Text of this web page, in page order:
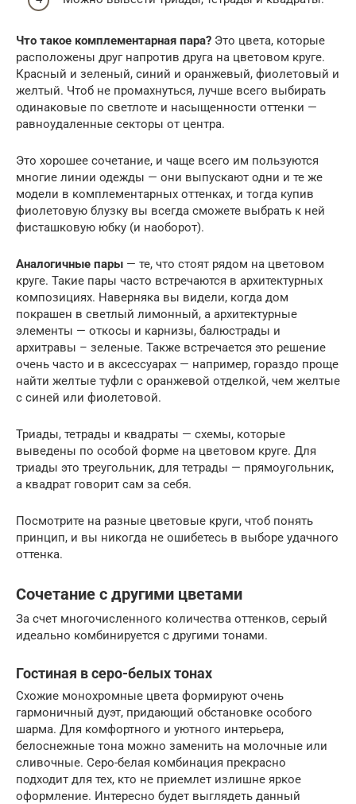
Что такое комплементарная пара? Это цвета, которые
расположены друг напротив друга на цветовом круге.
Красный и зеленый, синий и оранжевый, фиолетовый и
желтый. Чтоб не промахнуться, лучше всего выбирать
одинаковые по светлоте и насыщенности оттенки —
равноудаленные секторы от центра.
Это хорошее сочетание, и чаще всего им пользуются
многие линии одежды — они выпускают одни и те же
модели в комплементарных оттенках, и тогда купив
фиолетовую блузку вы всегда сможете выбрать к ней
фисташковую юбку (и наоборот).
Аналогичные пары — те, что стоят рядом на цветовом
круге. Такие пары часто встречаются в архитектурных
композициях. Наверняка вы видели, когда дом
покрашен в светлый лимонный, а архитектурные
элементы — откосы и карнизы, балюстрады и
архитравы – зеленые. Также встречается это решение
очень часто и в аксессуарах — например, гораздо проще
найти желтые туфли с оранжевой отделкой, чем желтые
с синей или фиолетовой.
Триады, тетрады и квадраты — схемы, которые
выведены по особой форме на цветовом круге. Для
триады это треугольник, для тетрады — прямоугольник,
а квадрат говорит сам за себя.
Посмотрите на разные цветовые круги, чтоб понять
принцип, и вы никогда не ошибетесь в выборе удачного
оттенка.
Сочетание с другими цветами
За счет многочисленного количества оттенков, серый
идеально комбинируется с другими тонами.
Гостиная в серо-белых тонах
Схожие монохромные цвета формируют очень
гармоничный дуэт, придающий обстановке особого
шарма. Для комфортного и уютного интерьера,
белоснежные тона можно заменить на молочные или
сливочные. Серо-белая комбинация прекрасно
подходит для тех, кто не приемлет излишне яркое
оформление. Интересно будет выглядеть данный